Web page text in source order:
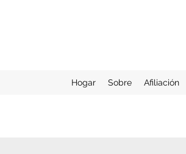
Hogar Sobre Afiliación